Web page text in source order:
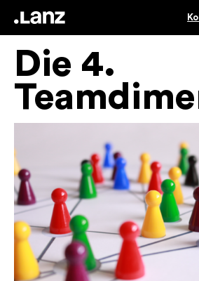
Die 4.